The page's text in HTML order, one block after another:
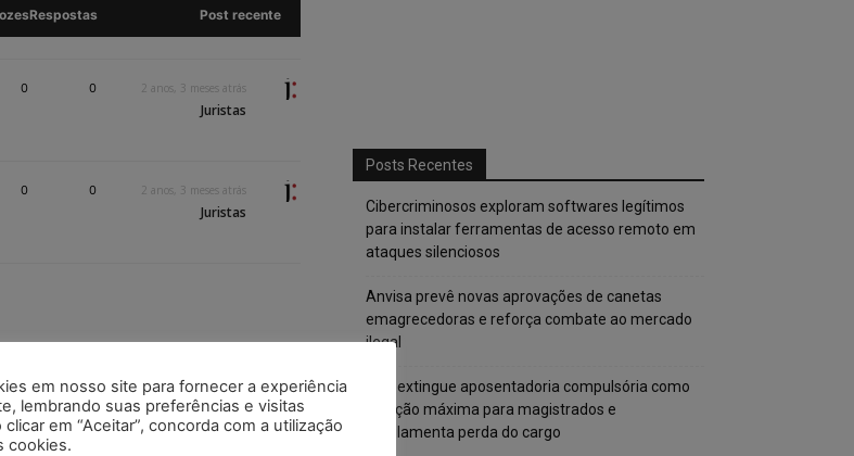
Respostas Post recente
0 0 2 anos, 3 meses atrás
Juristas
0 0 2 anos, 3 meses atrás
Juristas
Posts Recentes
Cibercriminosos exploram softwares legítimos
para instalar ferramentas de acesso remoto em
ataques silenciosos
Anvisa prevê novas aprovações de canetas
emagrecedoras e reforça combate ao mercado
ilegal
CNJ extingue aposentadoria compulsória como
punição máxima para magistrados e
regulamenta perda do cargo
em nosso site para fornecer a experiência
lembrando suas preferências e visitas
em “Aceitar”, concorda com a utilização
cookies.